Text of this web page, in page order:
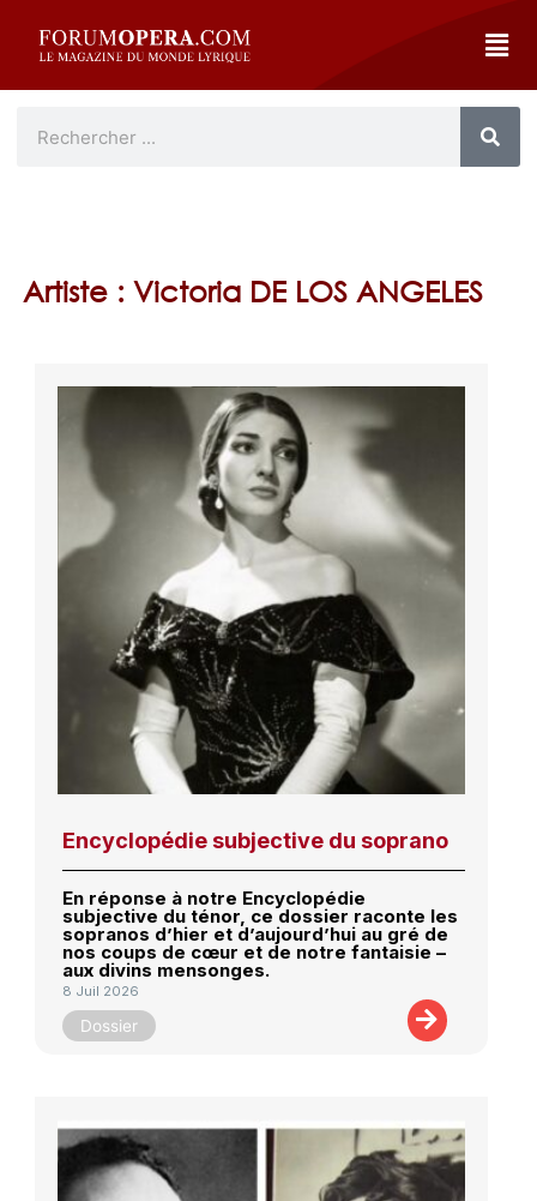
Artiste : Victoria DE LOS ANGELES
Encyclopédie subjective du soprano
En réponse à notre Encyclopédie
subjective du ténor, ce dossier raconte les
sopranos d’hier et d’aujourd’hui au gré de
nos coups de cœur et de notre fantaisie –
aux divins mensonges.
8 Juil 2026
Dossier